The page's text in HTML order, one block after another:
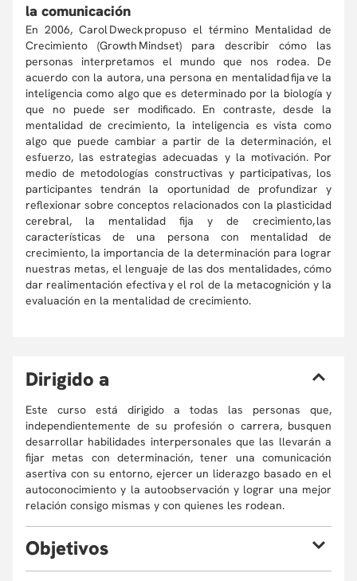
la comunicación
En 2006, Carol Dweck propuso el término Mentalidad de
Crecimiento (Growth Mindset) para describir cómo las
personas interpretamos el mundo que nos rodea. De
acuerdo con la autora, una persona en mentalidad fija ve la
inteligencia como algo que es determinado por la biología y
que no puede ser modificado. En contraste, desde la
mentalidad de crecimiento, la inteligencia es vista como
algo que puede cambiar a partir de la determinación, el
esfuerzo, las estrategias adecuadas y la motivación. Por
medio de metodologías constructivas y participativas, los
participantes tendrán la oportunidad de profundizar y
reflexionar sobre conceptos relacionados con la plasticidad
cerebral, la mentalidad fija y de crecimiento, las
características de una persona con mentalidad de
crecimiento, la importancia de la determinación para lograr
nuestras metas, el lenguaje de las dos mentalidades, cómo
dar realimentación efectiva y el rol de la metacognición y la
evaluación en la mentalidad de crecimiento.
Dirigido a
Este curso está dirigido a todas las personas que,
independientemente de su profesión o carrera, busquen
desarrollar habilidades interpersonales que las llevarán a
fijar metas con determinación, tener una comunicación
asertiva con su entorno, ejercer un liderazgo basado en el
autoconocimiento y la autoobservación y lograr una mejor
relación consigo mismas y con quienes les rodean.
Objetivos